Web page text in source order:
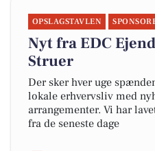
OPSLAGSTAVLEN
Nyt fra EDC
Struer
Der sker hver uge
lokale erhvervsliv med
arrangementer. Vi har
fra de seneste dage